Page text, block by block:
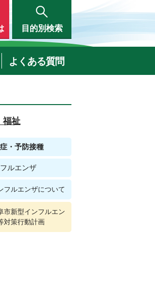
目的別検索
よくある質問
福祉
・予防接種
ルエンザ
フルエンザについて
市新型インフルエン
対策行動計画